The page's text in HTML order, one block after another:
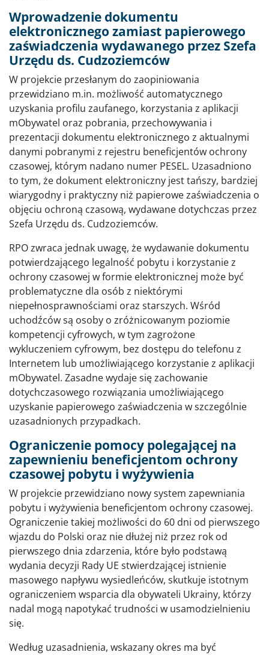
Wprowadzenie dokumentu
elektronicznego zamiast papierowego
zaświadczenia wydawanego przez Szefa
Urzędu ds. Cudzoziemców
W projekcie przesłanym do zaopiniowania
przewidziano m.in. możliwość automatycznego
uzyskania profilu zaufanego, korzystania z aplikacji
mObywatel oraz pobrania, przechowywania i
prezentacji dokumentu elektronicznego z aktualnymi
danymi pobranymi z rejestru beneficjentów ochrony
czasowej, którym nadano numer PESEL. Uzasadniono
to tym, że dokument elektroniczny jest tańszy, bardziej
wiarygodny i praktyczny niż papierowe zaświadczenia o
objęciu ochroną czasową, wydawane dotychczas przez
Szefa Urzędu ds. Cudzoziemców.
RPO zwraca jednak uwagę, że wydawanie dokumentu
potwierdzającego legalność pobytu i korzystanie z
ochrony czasowej w formie elektronicznej może być
problematyczne dla osób z niektórymi
niepełnosprawnościami oraz starszych. Wśród
uchodźców są osoby o zróżnicowanym poziomie
kompetencji cyfrowych, w tym zagrożone
wykluczeniem cyfrowym, bez dostępu do telefonu z
Internetem lub umożliwiającego korzystanie z aplikacji
mObywatel. Zasadne wydaje się zachowanie
dotychczasowego rozwiązania umożliwiającego
uzyskanie papierowego zaświadczenia w szczególnie
uzasadnionych przypadkach.
Ograniczenie pomocy polegającej na
zapewnieniu beneficjentom ochrony
czasowej pobytu i wyżywienia
W projekcie przewidziano nowy system zapewniania
pobytu i wyżywienia beneficjentom ochrony czasowej.
Ograniczenie takiej możliwości do 60 dni od pierwszego
wjazdu do Polski oraz nie dłużej niż przez rok od
pierwszego dnia zdarzenia, które było podstawą
wydania decyzji Rady UE stwierdzającej istnienie
masowego napływu wysiedleńców, skutkuje istotnym
ograniczeniem wsparcia dla obywateli Ukrainy, którzy
nadal mogą napotykać trudności w usamodzielnieniu
się.
Według uzasadnienia, wskazany okres ma być